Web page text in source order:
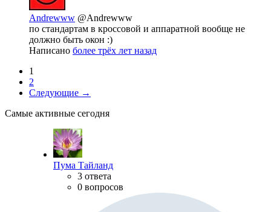
Andrewww @Andrewww
по стандартам в кроссовой и аппаратной вообще не
должно быть окон :)
Написано более трёх лет назад
1
2
Следующие →
Самые активные сегодня
Пума Тайланд
3 ответа
0 вопросов